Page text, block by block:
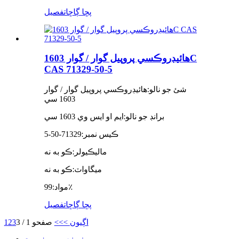
پڇا ڳاڇاتفصيل
هائيڊروڪسي پروپيل گوار / گوار 1603C
CAS 71329-50-5
شئ جو نالو:هائيڊروڪسي پروپيل گوار / گوار
1603 سي
برانڊ جو نالو: ايم او ايس وي 1603 سي
ڪيس نمبر:71329-50-5
ماليڪيولر:ڪو به نه
ميگاواٽ:ڪو به نه
مواد:99٪
پڇا ڳاڇاتفصيل
1 23 اڳيون >>> صفحو 1 / 3